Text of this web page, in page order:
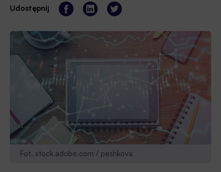
Udostępnij
Fot. stock.adobe.com / peshkova